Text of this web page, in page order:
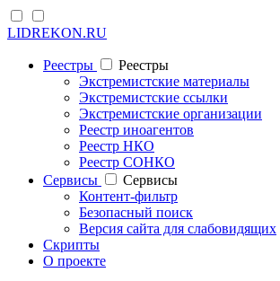
LIDREKON.RU
Реестры
Реестры
Экстремистские материалы
Экстремистские ссылки
Экстремистские организации
Реестр иноагентов
Реестр НКО
Реестр СОНКО
Cервисы
Cервисы
Контент-фильтр
Безопасный поиск
Версия сайта для слабовидящих
Скрипты
О проекте